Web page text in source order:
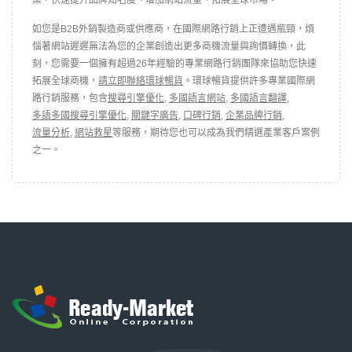
如您是B2B外銷製造商或供應商，在國際網路行銷上正遭遇瓶頸，煩
惱著網站遲遲無法為您的企業創造出更多商機流量與詢價轉換，此
刻，您需要一個擁有超過26年經驗的專業網路行銷團隊來協助您快速
拓展全球商機， 請立即聯絡環球暢貨 。環球暢貨提供許多專業國際網
路行銷服務，包含搜尋引擎優化 多國語言網站 多國語言翻譯
多語多國搜尋引擎優化 關鍵字廣告 口碑行銷 企業品牌行銷
流量分析 網站救星等服務，期待您也可以成為我們精選產業客戶案例
之一。